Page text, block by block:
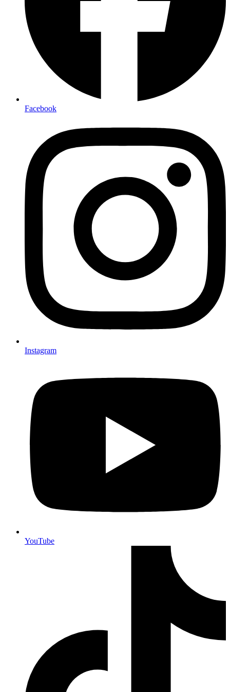
Facebook
Instagram
YouTube